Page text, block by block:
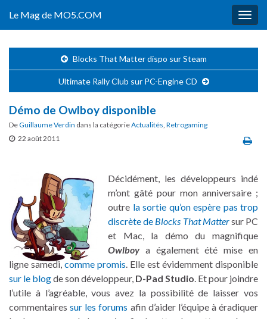
Le Mag de MO5.COM
Blocks That Matter dispo sur Steam
Ultimate Rally Club sur PC-Engine CD
Démo de Owlboy disponible
DeGuillaume Verdin dans la catégorieActualités, Retrogaming
22 août 2011
Décidément, les développeurs indé
m’ont gâté pour mon anniversaire ;
outre la sortie qu’on espère pas trop
discrète de Blocks That Mattersur PC
et Mac, la démo du magnifique
Owlboy a également été mise en
ligne samedi, comme promis. Elle est évidemment disponible
sur le blogde son développeur, D-Pad Studio. Et pour joindre
l’utile à l’agréable, vous avez la possibilité de laisser vos
commentairessur les forums afin d’aider l’équipe à éradiquer